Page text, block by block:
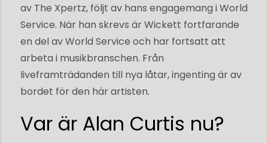
av The Xpertz, följt av hans engagemang i World
Service. När han skrevs är Wickett fortfarande
en del av World Service och har fortsatt att
arbeta i musikbranschen. Från
liveframträdanden till nya låtar, ingenting är av
bordet för den här artisten.
Var är Alan Curtis nu?